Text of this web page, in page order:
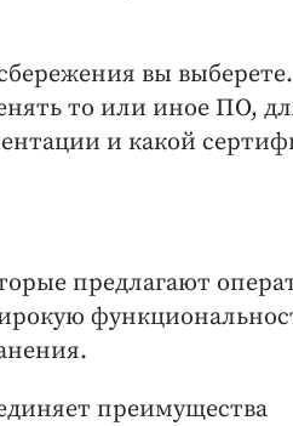
вы выберете.
то или иное ПО,
и какой
предлагают
преимущества